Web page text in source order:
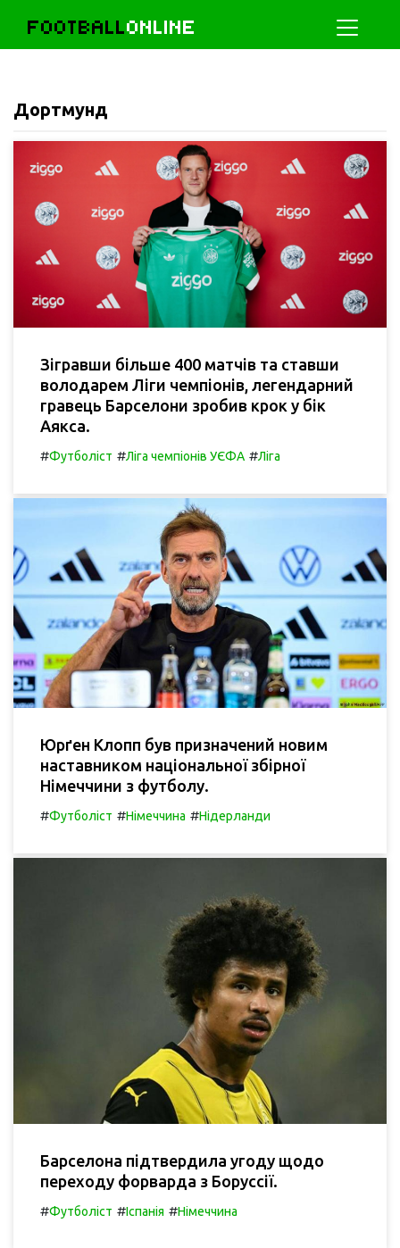
FOOTBALLONLINE
Дортмунд
Зігравши більше 400 матчів та ставши
володарем Ліги чемпіонів, легендарний
гравець Барселони зробив крок у бік
Аякса.
#Футболіст #Ліга чемпіонів УЄФА #Ліга
Юрґен Клопп був призначений новим
наставником національної збірної
Німеччини з футболу.
#Футболіст #Німеччина #Нідерланди
Барселона підтвердила угоду щодо
переходу форварда з Боруссії.
#Футболіст #Іспанія #Німеччина